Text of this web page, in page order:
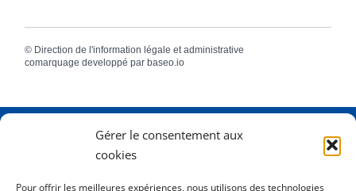
Gérer le consentement aux
cookies
Pour offrir les meilleures expériences, nous utilisons des technologies
© Direction de l'information légale et administrative
comarquage developpé par baseo.io
2 Rue Dame Pernette